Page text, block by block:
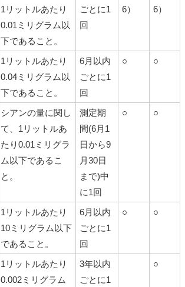
1リットルあたり
0.01ミリグラム以
下であること。
ごとに1
回
6）
6）
1リットルあたり
0.04ミリグラム以
下であること。
6月以内
ごとに1
回
○ ○
シアンの量に関し
て、1リットルあ
たり0.01ミリグラ
ム以下であるこ
と。
測定期
間(6月1
日から9
月30日
まで)中
に1回
○ ○
1リットルあたり
10ミリグラム以下
であること。
6月以内
ごとに1
回
○ ○
1リットルあたり
0.002ミリグラム
3年以内
ごとに1
○